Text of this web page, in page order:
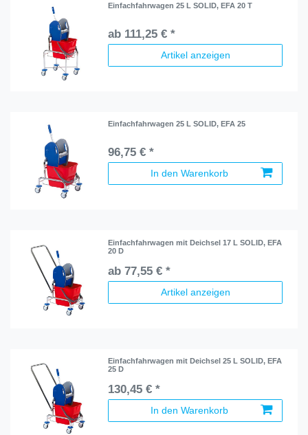
Einfachfahrwagen 25 L SOLID, EFA 20 T
ab 111,25 € *
Artikel anzeigen
Einfachfahrwagen 25 L SOLID, EFA 25
96,75 € *
In den Warenkorb
Einfachfahrwagen mit Deichsel 17 L SOLID, EFA
20 D
ab 77,55 € *
Artikel anzeigen
Einfachfahrwagen mit Deichsel 25 L SOLID, EFA
25 D
130,45 € *
In den Warenkorb